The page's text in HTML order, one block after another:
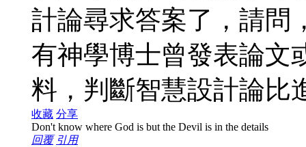
計論尋求答案了，請問
有神學博士曾發表論文
料，判斷智慧設計論比
收藏 分享
Don't know where God is but the Devil is in the details
回覆 引用